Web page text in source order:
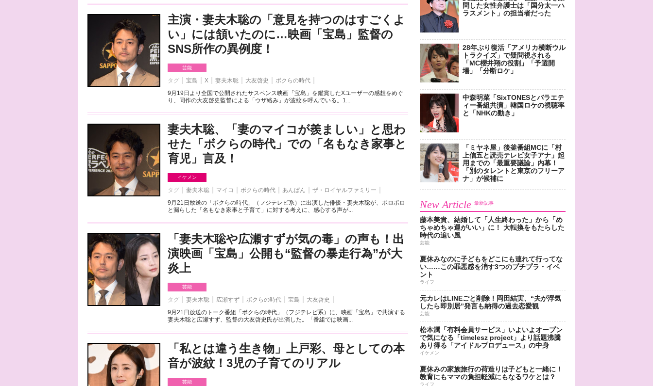
主演・妻夫木聡の「意見を持つのはすごくよ
い」には頷いたのに…映画「宝島」監督の
SNS所作の異例度！
芸能
タグ 宝島 X 妻夫木聡 大友啓史
ボクらの時代
9月19日より全国で公開されたサスペンス映画「宝島」を鑑賞したXユーザーの感想をめぐ
り、同作の大友啓史監督による「ウザ絡み」が波紋を呼んでいる。1...
妻夫木聡、「妻のマイコが羨ましい」と思わ
せた「ボクらの時代」での「名もなき家事と
育児」言及！
イケメン
タグ 妻夫木聡 マイコ ボクらの時代 あんぱん
ザ・ロイヤルファミリー
9月21日放送の「ボクらの時代」（フジテレビ系）に出演した俳優・妻夫木聡が、ポロポロ
と漏らした「名もなき家事と子育て」に対する考えに、感心する声が...
「妻夫木聡や広瀬すずが気の毒」の声も！出
演映画「宝島」公開も“監督の暴走行為”が大
炎上
芸能
タグ 妻夫木聡 広瀬すず ボクらの時代 宝島
大友啓史
9月21日放送のトーク番組「ボクらの時代」（フジテレビ系）に、映画「宝島」で共演する
妻夫木聡と広瀬すず、監督の大友啓史氏が出演した。「番組では映画...
「私とは違う生き物」上戸彩、母としての本
音が波紋！3児の子育てのリアル
芸能
問した女性弁護士は「国分太一ハ
ラスメント」の担当者だった
28年ぶり復活「アメリカ横断ウル
トラクイズ」で疑問視される
「MC櫻井翔の役割」「予選開
場」「分断ロケ」
中森明菜「SixTONESとバラエテ
ィー番組共演」韓国ロケの視聴率
と「NHKの動き」
「ミヤネ屋」後釜番組MCに「村
上信五と読売テレビ女子アナ」起
用までの「最重要議論」内幕！
「別のタレントと東京のフリーア
ナ」が候補に
New Article 最新記事
藤本美貴、結婚して「人生終わった」から「め
ちゃめちゃ運がいい」に！ 大転換をもたらした
時代の追い風
芸能
夏休みなのに子どもをどこにも連れて行ってな
い……この罪悪感を消す3つのプチプラ・イベ
ント
ライフ
元カレはLINEごと削除！岡田結実、“夫が浮気
したら即別居”発言も納得の過去恋愛観
芸能
松本潤「有料会員サービス」いよいよオープン
で気になる「timelesz project」より話題沸騰
あり得る「アイドルプロデュース」の中身
イケメン
夏休みの家族旅行の荷造りは子どもと一緒に！
教育にもママの負担軽減にもなるワケとは？
ライフ